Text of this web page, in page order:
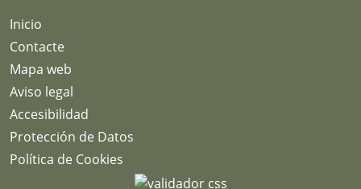
Inicio
Contacte
Mapa web
Aviso legal
Accesibilidad
Protección de Datos
Política de Cookies